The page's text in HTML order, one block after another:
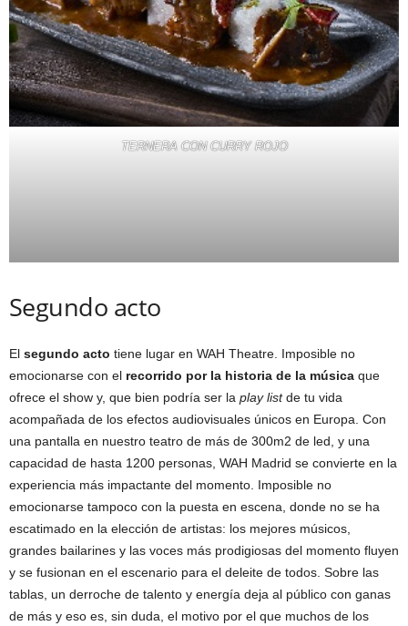
TERNERA CON CURRY ROJO
Segundo acto
El segundo acto tiene lugar en WAH Theatre. Imposible no
emocionarse con el recorrido por la historia de la música que
ofrece el show y, que bien podría ser la play listde tu vida
acompañada de los efectos audiovisuales únicos en Europa. Con
una pantalla en nuestro teatro de más de 300m2 de led, y una
capacidad de hasta 1200 personas, WAH Madrid se convierte en la
experiencia más impactante del momento. Imposible no
emocionarse tampoco con la puesta en escena, donde no se ha
escatimado en la elección de artistas: los mejores músicos,
grandes bailarines y las voces más prodigiosas del momento fluyen
y se fusionan en el escenario para el deleite de todos. Sobre las
tablas, un derroche de talento y energía deja al público con ganas
de más y eso es, sin duda, el motivo por el que muchos de los